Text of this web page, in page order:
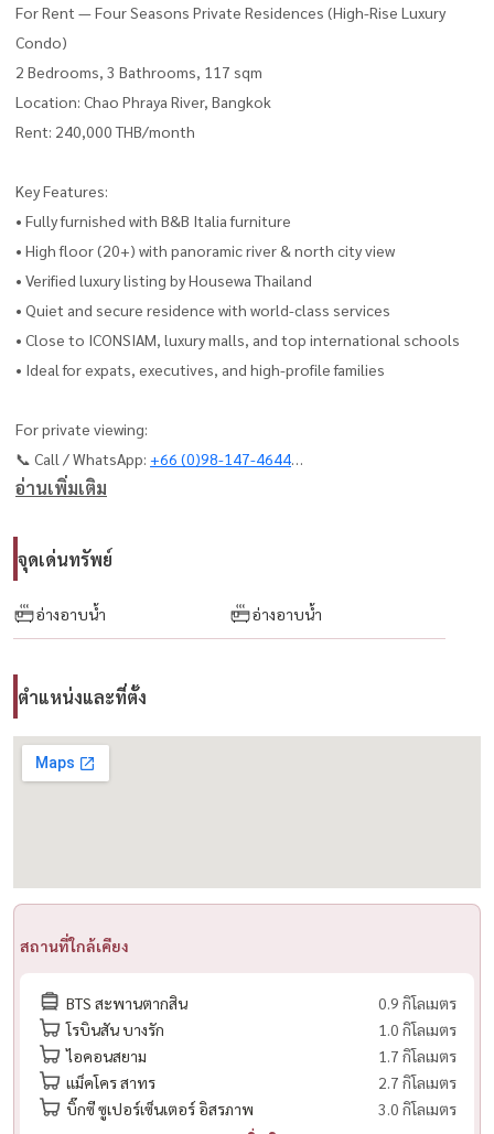
For Rent — Four Seasons Private Residences (High-Rise Luxury
Condo)
2 Bedrooms, 3 Bathrooms, 117 sqm
Location: Chao Phraya River, Bangkok
Rent: 240,000 THB/month
Key Features:
• Fully furnished with B&B Italia furniture
• High floor (20+) with panoramic river & north city view
• Verified luxury listing by Housewa Thailand
• Quiet and secure residence with world-class services
• Close to ICONSIAM, luxury malls, and top international schools
• Ideal for expats, executives, and high-profile families
For private viewing:
📞 Call / WhatsApp: +66 (0)98-147-4644
💬 LINE: @housewa
🌐 www.housewathailand.com
#FourSeasonsPrivateResidences #LuxuryCondoBangkok
#CondoForRentBangkok #BangkokLuxuryLiving #RiversideCondo
อ่านเพิ่มเติม
จุดเด่นทรัพย์
อ่างอาบน้ำ อ่างอาบน้ำ
ตำแหน่งและที่ตั้ง
สถานที่ใกล้เคียง
BTS สะพานตากสิน
0.9 กิโลเมตร
โรบินสัน บางรัก
1.0 กิโลเมตร
ไอคอนสยาม
1.7 กิโลเมตร
แม็คโคร สาทร
2.7 กิโลเมตร
บิ๊กซี ซูเปอร์เซ็นเตอร์ อิสรภาพ
3.0 กิโลเมตร